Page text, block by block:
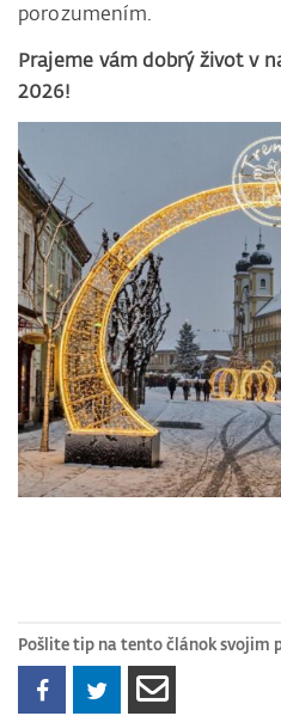
porozumením.
Prajeme vám dobrý život v
2026!
Pošlite tip na tento článok svojim